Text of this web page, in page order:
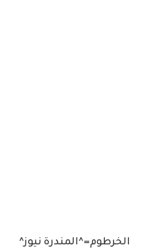
الخرطوم=^المندرة نيوز^